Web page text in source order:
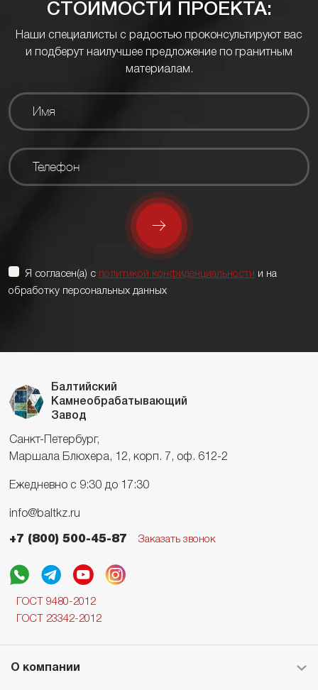
СТОИМОСТИ ПРОЕКТА:
Наши специалисты с радостью проконсультируют вас
и подберут наилучшее предложение по гранитным
материалам.
Я согласен(а) с политикой конфиденциальности и на
обработку персональных данных
Балтийский
Камнеобрабатывающий
Завод
Санкт-Петербург,
Маршала Блюхера, 12, корп. 7, оф. 612-2
Ежедневно с 9:30 до 17:30
info@baltkz.ru
+7 (800) 500-45-87 Заказать звонок
ГОСТ 9480-2012
ГОСТ 23342-2012
О компании